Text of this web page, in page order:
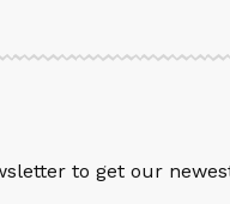
to get our